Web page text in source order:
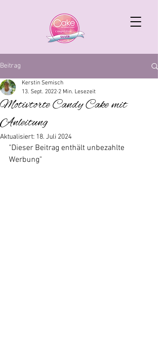
Beitrag
Motivtorte Candy Cake mit
Anleitung
Kerstin Semisch
13. Sept. 2022 2 Min. Lesezeit
Aktualisiert: 18. Juli 2024
"Dieser Beitrag enthält unbezahlte
Werbung"